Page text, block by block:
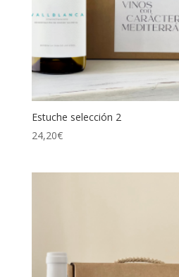
Estuche selección 2
24,20€